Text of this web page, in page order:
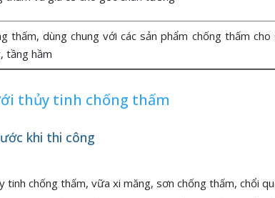
thấm, dùng chung với các sản phẩm chống thấm cho
tầng hầm
thủy tinh chống thấm
khi thi công
tinh chống thấm, vữa xi măng, sơn chống thấm, chổi